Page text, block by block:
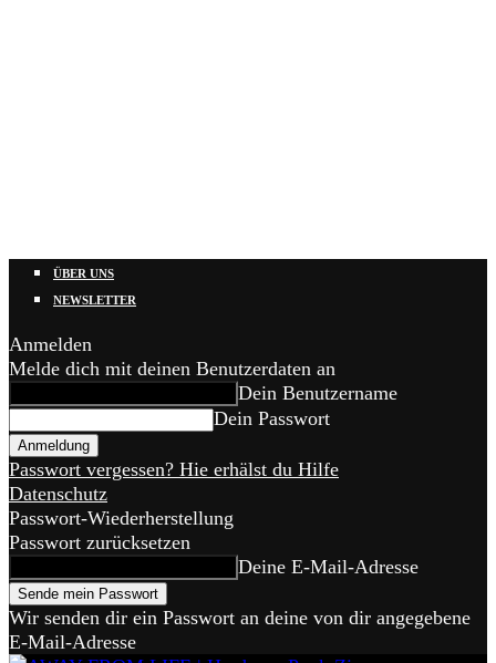
ÜBER UNS
NEWSLETTER
Anmelden
Melde dich mit deinen Benutzerdaten an
Dein Benutzername
Dein Passwort
Passwort vergessen? Hie erhälst du Hilfe
Datenschutz
Passwort-Wiederherstellung
Passwort zurücksetzen
Deine E-Mail-Adresse
Wir senden dir ein Passwort an deine von dir angegebene
E-Mail-Adresse